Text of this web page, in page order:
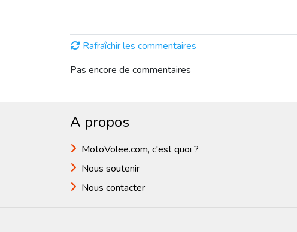
Rafraîchir les commentaires
Pas encore de commentaires
A propos
MotoVolee.com, c'est quoi ?
Nous soutenir
Nous contacter